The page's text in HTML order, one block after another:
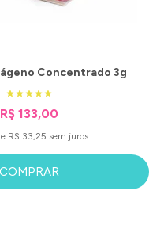
Concentrado 3g
R$ 133,00
R$ 33,25 sem juros
COMPRAR